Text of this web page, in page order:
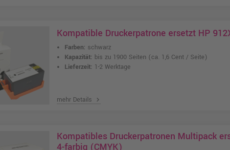
Kompatible Druckerpatrone ersetzt HP
Farben: schwarz
Kapazität: bis zu 1900 Seiten (ca. 1,6 Cent / Seite)
Lieferzeit: 1-2 Werktage
mehr Details chevron_right
Kompatibles Druckerpatronen Multipack
4-farbig (CMYK)